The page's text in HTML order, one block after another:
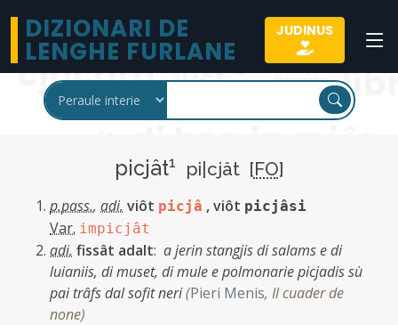
DIZIONARI DE
LENGHE FURLANE
JUDINUS
picjât1 pi|cjât [FO]
p.pass., adi. viôt picjâ ,viôt picjâsi
Var. impicjât
adi. fissât adalt: a jerin stangjis di salams e di
luianiis, di muset, di mule e polmonarie picjadis sù
pai trâfs dal sofit neri(Pieri Menis, Il cuader de
none)